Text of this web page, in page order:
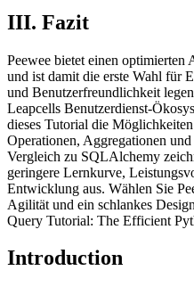
III. Fazit
Peewee bietet einen optimierten
und ist damit die erste Wahl für
und Benutzerfreundlichkeit
Leapcells Benutzerdienst-
dieses Tutorial die
Operationen, Aggregationen
Vergleich zu SQLAlchemy
geringere Lernkurve,
Entwicklung aus. Wählen Sie
Agilität und ein schlankes
Query Tutorial: The Efficient
Introduction